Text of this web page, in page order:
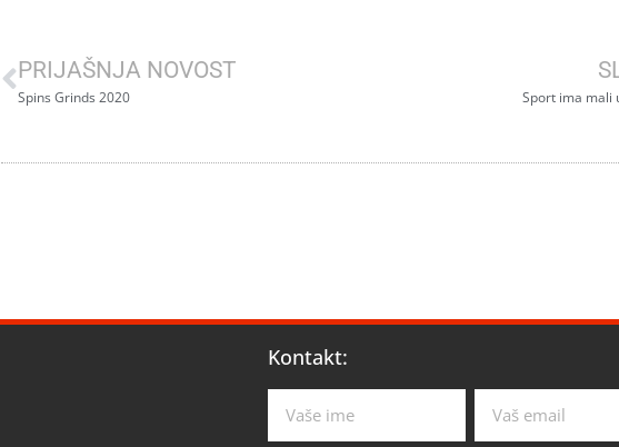
PRIJAŠNJA NOVOST
Spins Grinds 2020 Sport ima mali
Kontakt: